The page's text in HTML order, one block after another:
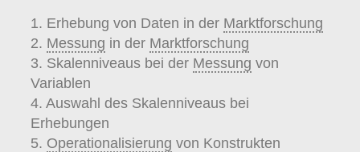
1. Erhebung von Daten in der Marktforschung
2. Messung in der Marktforschung
3. Skalenniveaus bei der Messung von
Variablen
4. Auswahl des Skalenniveaus bei
Erhebungen
5. Operationalisierung von Konstrukten